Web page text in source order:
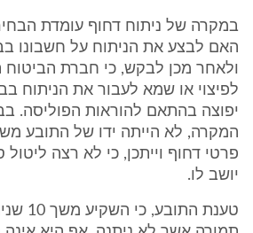
במקרה של ניתוח דחוף עומדת
האם לבצע את הניתוח על חשבונו
ולאחר מכן לבקש, כי חברת הביטוח
לפיצוי או שמא לעבור את הניתוח
יפוצה בהתאם להוראות הפוליסה.
המקרה, לא הייתה ידו של התובע
פרטי דחוף וייתכן, כי לא רצה ליטול
יושב לו.
טענת